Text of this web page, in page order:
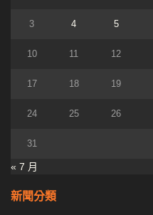
3 4 5
10 11 12
17 18 19
24 25 26
31
« 7 月
新聞分類